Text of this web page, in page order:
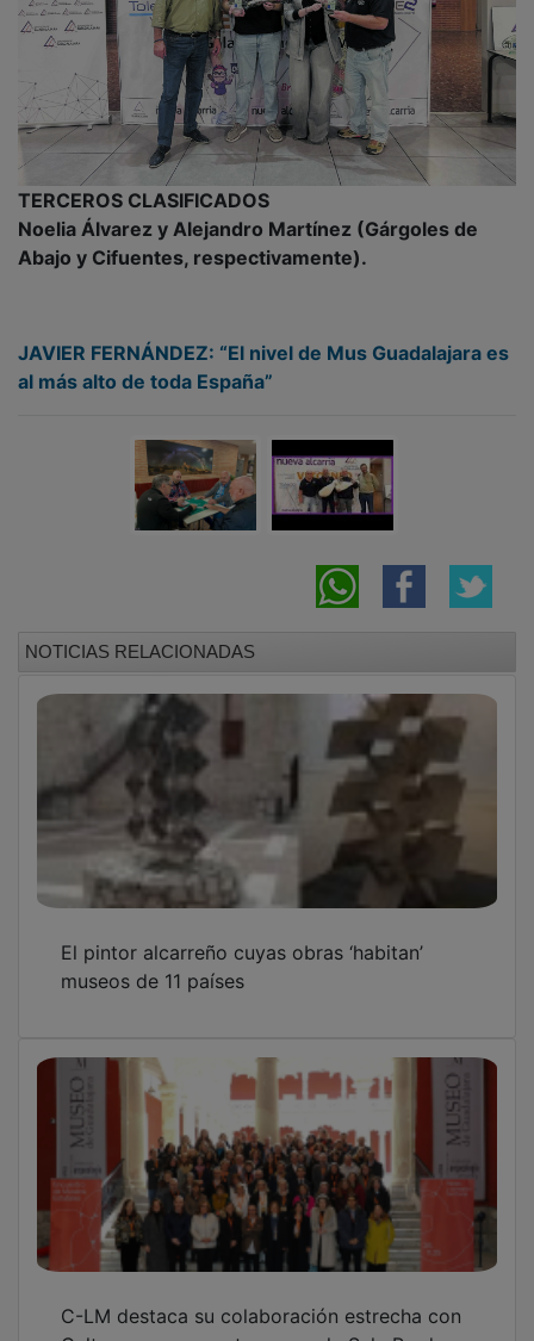
TERCEROS CLASIFICADOS
Noelia Álvarez y Alejandro Martínez (Gárgoles de
Abajo y Cifuentes, respectivamente).
al más alto de toda España”
museos de 11 países
Cultura con proyectos como la Sala Prado